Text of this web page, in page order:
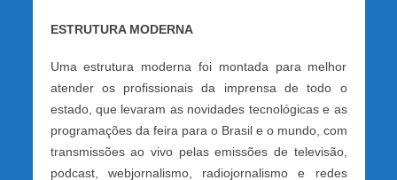
ESTRUTURA MODERNA
Uma estrutura moderna foi montada para melhor
atender os profissionais da imprensa de todo o
estado, que levaram as novidades tecnológicas e as
programações da feira para o Brasil e o mundo, com
transmissões ao vivo pelas emissões de televisão,
podcast, webjornalismo, radiojornalismo e redes